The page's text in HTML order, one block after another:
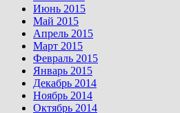
Июнь 2015
Май 2015
Апрель 2015
Март 2015
Февраль 2015
Январь 2015
Декабрь 2014
Ноябрь 2014
Октябрь 2014